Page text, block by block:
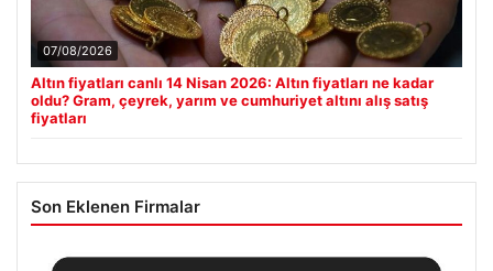
07/08/2026
Altın fiyatları canlı 14 Nisan 2026: Altın fiyatları ne kadar
oldu? Gram, çeyrek, yarım ve cumhuriyet altını alış satış
fiyatları
Son Eklenen Firmalar